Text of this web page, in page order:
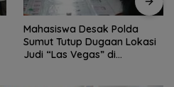
Polda
Lokasi
Praktik Perjudian Dadu putar
dan tembak ikan,
Binjai, Mahasiswa